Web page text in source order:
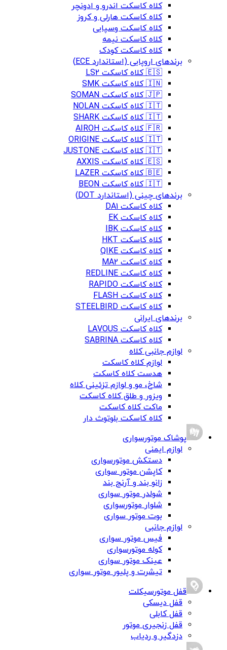
کلاه کاسکت اندرو و ادونچر
کلاه کاسکت هارلی و کروز
کلاه کاسکت وسپایی
کلاه کاسکت نیمه
کلاه کاسکت کودک
برندهای اروپایی (استاندارد ECE)
🇪🇸 کلاه کاسکت LS2
🇮🇳 کلاه کاسکت SMK
🇯🇵 کلاه کاسکت SOMAN
🇮🇹 کلاه کاسکت NOLAN
🇮🇹 کلاه کاسکت SHARK
🇫🇷 کلاه کاسکت AIROH
🇮🇹 کلاه کاسکت ORIGINE
🇮🇹 کلاه کاسکت JUSTONE
🇪🇸 کلاه کاسکت AXXIS
🇧🇪 کلاه کاسکت LAZER
🇮🇹 کلاه کاسکت BEON
برندهای چینی (استاندارد DOT)
کلاه کاسکت DA1
کلاه کاسکت EK
کلاه کاسکت IBK
کلاه کاسکت HKT
کلاه کاسکت QIKE
کلاه کاسکت MA2
کلاه کاسکت REDLINE
کلاه کاسکت RAPIDO
کلاه کاسکت FLASH
کلاه کاسکت STEELBIRD
برندهای ایرانی
کلاه کاسکت LAVOUS
کلاه کاسکت SABRINA
لوازم جانبی کلاه
لوازم کلاه کاسکت
هدست کلاه کاسکت
شاخ، مو و لوازم تزئینی کلاه
ویزور و طلق کلاه کاسکت
ماکت کلاه کاسکت
کلاه کاسکت بلوتوث دار
پوشاک موتورسواری
لوازم ایمنی
دستکش موتورسواری
کاپشن موتور سواری
زانو بند و آرنج بند
شولدر موتور سواری
شلوار موتورسواری
بوت موتور سواری
لوازم جانبی
فیس موتور سواری
کوله موتورسواری
عینک موتور سواری
تیشرت و پلیور موتور سواری
قفل موتورسیکلت
قفل دیسکی
قفل کابلی
قفل زنجیری موتور
دزدگیر و ردیاب